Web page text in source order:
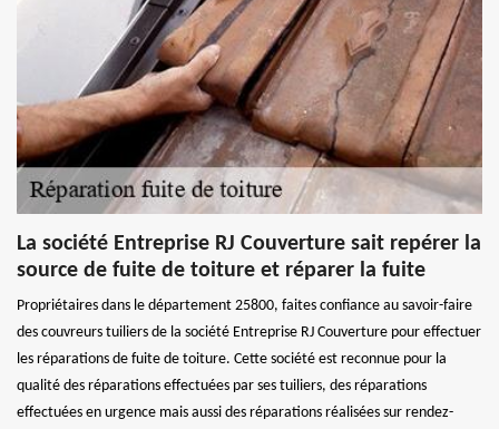
La société Entreprise RJ Couverture sait repérer la
source de fuite de toiture et réparer la fuite
Propriétaires dans le département 25800, faites confiance au savoir-faire
des couvreurs tuiliers de la société Entreprise RJ Couverture pour effectuer
les réparations de fuite de toiture. Cette société est reconnue pour la
qualité des réparations effectuées par ses tuiliers, des réparations
effectuées en urgence mais aussi des réparations réalisées sur rendez-